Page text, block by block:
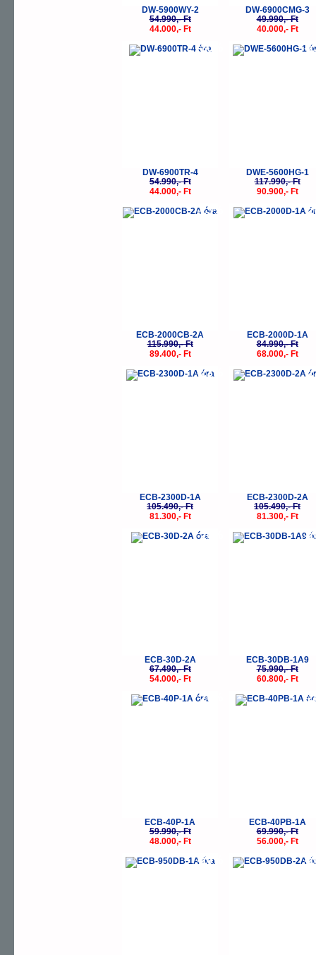
DW-5900WY-2
54.990,- Ft
44.000,- Ft
DW-6900CMG-3
49.990,- Ft
40.000,- Ft
-20%
DW-6900TR-4
54.990,- Ft
44.000,- Ft
-
DWE-5600HG-1
117.990,- Ft
90.900,- Ft
-23%
ECB-2000CB-2A
115.990,- Ft
89.400,- Ft
-
ECB-2000D-1A
84.990,- Ft
68.000,- Ft
-23%
ECB-2300D-1A
105.490,- Ft
81.300,- Ft
-
ECB-2300D-2A
105.490,- Ft
81.300,- Ft
-20%
ECB-30D-2A
67.490,- Ft
54.000,- Ft
-
ECB-30DB-1A9
75.990,- Ft
60.800,- Ft
-20%
ECB-40P-1A
59.990,- Ft
48.000,- Ft
-
ECB-40PB-1A
69.990,- Ft
56.000,- Ft
-20% -